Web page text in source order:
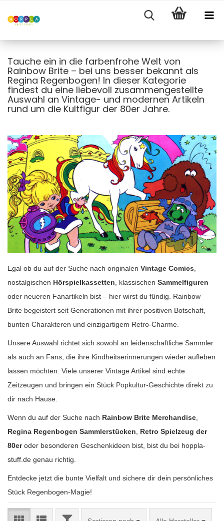
Tauche ein in die farbenfrohe Welt von
Rainbow Brite – bei uns besser bekannt als
Regina Regenbogen! In dieser Kategorie
findest du eine liebevoll zusammengestellte
Auswahl an Vintage- und modernen Artikeln
rund um die Kultfigur der 80er Jahre.
Egal ob du auf der Suche nach originalen Vintage Comics
nostalgischen Hörspielkassetten , klassischen Sammelfiguren
oder neueren Fanartikeln bist – hier wirst du fündig. Rainbow
Brite begeistert seit Generationen mit ihrer positiven Botschaft,
bunten Charakteren und einzigartigem Retro-Charme.
Unsere Auswahl richtet sich sowohl an leidenschaftliche Sammler
als auch an Fans, die ihre Kindheitserinnerungen wieder aufleben
lassen möchten. Viele unserer Vintage Artikel sind echte
Zeitzeugen und bringen ein Stück Popkultur-Geschichte direkt zu
dir nach Hause.
Wenn du auf der Suche nach Rainbow Brite Merchandise
Regina Regenbogen Sammlerstücken
Retro Spielzeug der
80eroder besonderen Geschenkideen bist, bist du bei hoppla-
stuff.de genau richtig.
Entdecke jetzt die bunte Vielfalt und sichere dir dein persönliches
Stück Regenbogen-Magie!
Sortieren nach